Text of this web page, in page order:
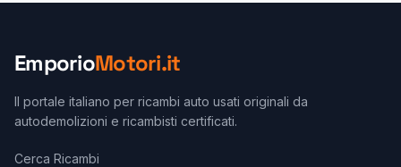
EmporioMotori.it
Il portale italiano per ricambi auto usati originali da
autodemolizioni e ricambisti certificati.
Cerca Ricambi